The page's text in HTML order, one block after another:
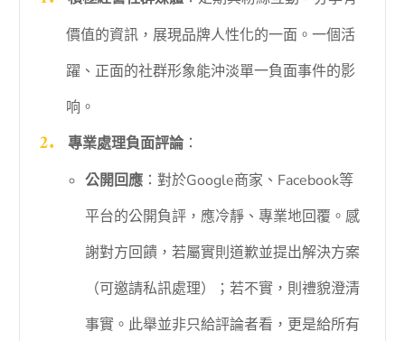
價值的資訊，展現品牌人性化的一面。一個活
躍、正面的社群形象能沖淡單一負面事件的影
响。
專業處理負面評論：
公開回應：對於Google商家、Facebook等
平台的公開負評，應冷靜、專業地回覆。感
謝對方回饋，若屬實則道歉並提出解決方案
（可邀請私訊處理）；若不實，則禮貌澄清
事實。此舉並非只給評論者看，更是給所有